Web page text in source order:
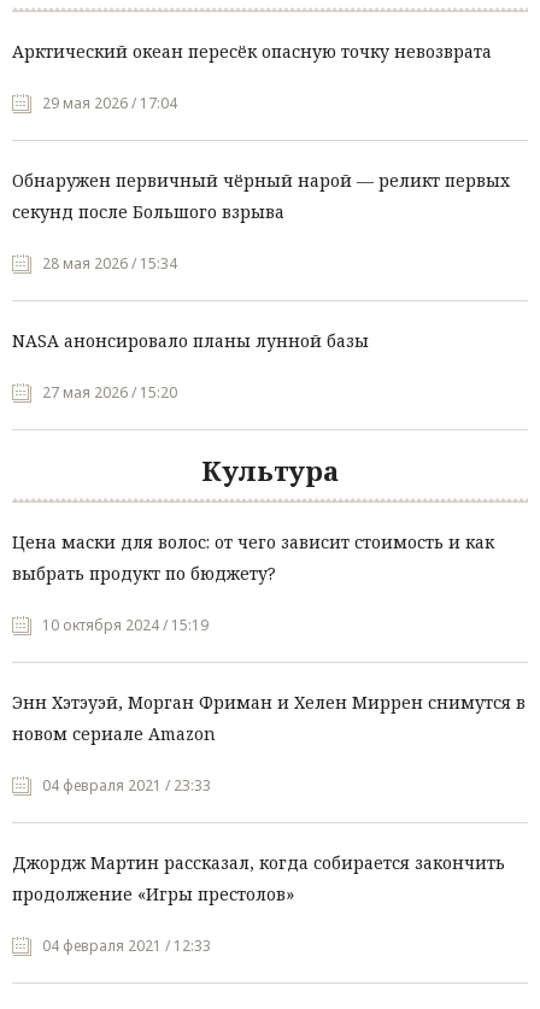
Арктический океан пересёк опасную точку невозврата
29 мая 2026 / 17:04
Обнаружен первичный чёрный нарой — реликт первых
секунд после Большого взрыва
28 мая 2026 / 15:34
NASA анонсировало планы лунной базы
27 мая 2026 / 15:20
Культура
Цена маски для волос: от чего зависит стоимость и как
выбрать продукт по бюджету?
10 октября 2024 / 15:19
Энн Хэтэуэй, Морган Фриман и Хелен Миррен снимутся в
новом сериале Amazon
04 февраля 2021 / 23:33
Джордж Мартин рассказал, когда собирается закончить
продолжение «Игры престолов»
04 февраля 2021 / 12:33